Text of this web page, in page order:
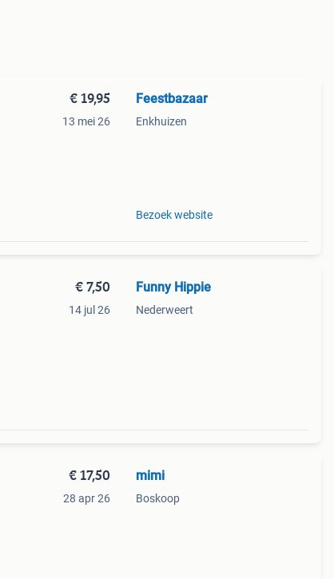
€ 19,95
13 mei 26
Feestbazaar
Enkhuizen
Bezoek website
€ 7,50
14 jul 26
Funny Hippie
Nederweert
€ 17,50
28 apr 26
mimi
Boskoop